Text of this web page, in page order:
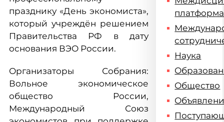
празднику «День экономиста»,
который учреждён решением
Правительства РФ в дату
основания ВЭО России.
Организаторы Собрания:
Вольное экономическое
общество России,
Международный Союз
платформа
Наука
Общество